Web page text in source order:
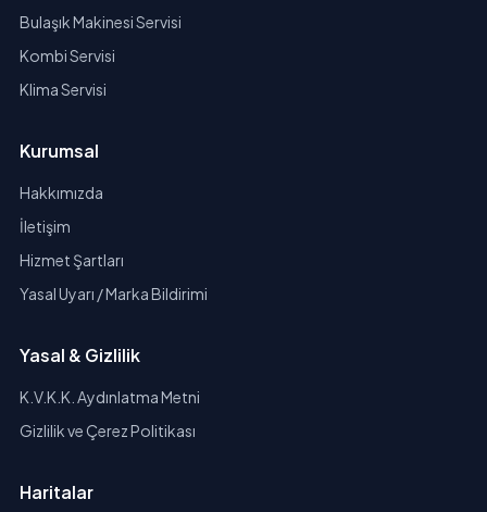
Bulaşık Makinesi Servisi
Kombi Servisi
Klima Servisi
Kurumsal
Hakkımızda
İletişim
Hizmet Şartları
Yasal Uyarı / Marka Bildirimi
Yasal & Gizlilik
K.V.K.K. Aydınlatma Metni
Gizlilik ve Çerez Politikası
Haritalar